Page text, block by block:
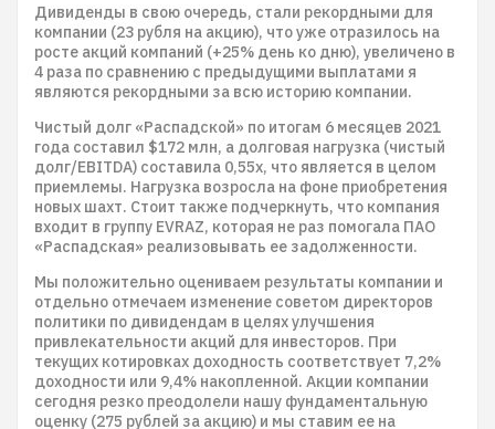
Дивиденды в свою очередь, стали рекордными для
компании (23 рубля на акцию), что уже отразилось на
росте акций компаний (+25% день ко дню), увеличено в
4 раза по сравнению с предыдущими выплатами я
являются рекордными за всю историю компании.
Чистый долг «Распадской» по итогам 6 месяцев 2021
года составил $172 млн, а долговая нагрузка (чистый
долг/EBITDA) составила 0,55х, что является в целом
приемлемы. Нагрузка возросла на фоне приобретения
новых шахт. Стоит также подчеркнуть, что компания
входит в группу EVRAZ, которая не раз помогала ПАО
«Распадская» реализовывать ее задолженности.
Мы положительно оцениваем результаты компании и
отдельно отмечаем изменение советом директоров
политики по дивидендам в целях улучшения
привлекательности акций для инвесторов. При
текущих котировках доходность соответствует 7,2%
доходности или 9,4% накопленной. Акции компании
сегодня резко преодолели нашу фундаментальную
оценку (275 рублей за акцию) и мы ставим ее на